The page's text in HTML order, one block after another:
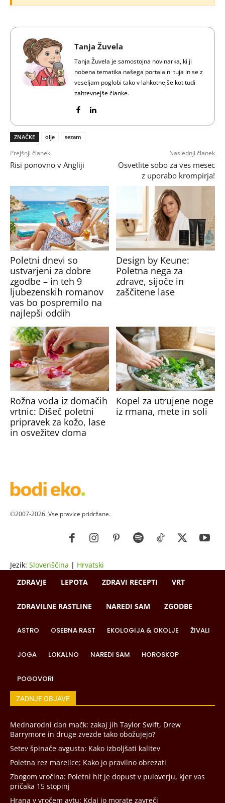
Tanja Žuvela
Tanja Žuvela je samostojna novinarka, ki ji
nobena tematika našega portala ni tuja in se z
veseljam poglobi tako v lahkotnejše kot tudi
zahtevnejše članke.
ZNAČKE olje sezam
Prejšnji članek
Risi ponovno v Angliji
Naslednji članek
Osvetlite sobo za ves mesec
z uporabo krompirja!
Poletni dnevi so
ustvarjeni za dobre
zgodbe – in teh 9
ljubezenskih romanov
vas bo pospremilo na
najlepši oddih
Design by Keune:
Poletna nega za
zdrave, sijoče in
zaščitene lase
Rožna voda iz domačih
vrtnic: Dišeč poletni
pripravek za kožo, lase
in osvežitev doma
Kopel za utrujene noge
iz rmana, mete in soli
©2007-2026. Vse pravice pridržane.
Jezik: Slovenščina | Hrvatski
ZDRAVJE
LEPOTA ZDRAVI RECEPTI VRT
ZDRAVILNE RASTLINE NAREDI SAM ZGODBE
ASTRO OSEBNA RAST EKOLOGIJA & OKOLJE ŽIVALI
JOGA LOKALNO NAREDI SAM HOROSKOP
POGOVORI
ZADNJE OBJAVE
Mednarodni dan mačk: zakaj jih Taylor Swift, Drew
Barrymore in druge zvezde tako obožujejo?
Setev špinače avgusta: Kako izboljšati kalitev
Poletna rez marelice: Kako jo pravilno obrezati
Zbogom vročina: Poletni hit je dopust v puloverju, kjer vas
pričaka 15 stopinj
Hrana v vročem avtu: Kdaj jo morate zavreči